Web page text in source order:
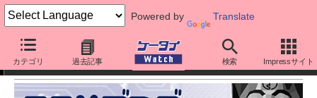
Powered by Translate
カテゴリ 過去記事 検索 Impressサイト
スタパ齋藤の「スタパブログ」